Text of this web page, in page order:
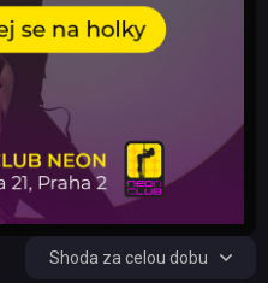
Shoda za celou dobu